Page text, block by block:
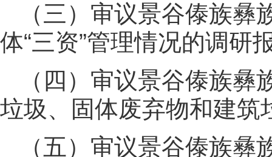
（三）审议景谷傣族
体“三资”管理情况的调研
（四）审议景谷傣族
垃圾、固体废弃物和建筑
（五）审议景谷傣族